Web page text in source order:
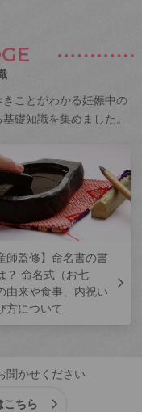
ことがわかる妊娠中の
礎知識を集めました。
師監修】命名書の書
？ 命名式（お七
由来や食事、内祝い
方について
聞かせください
こちら